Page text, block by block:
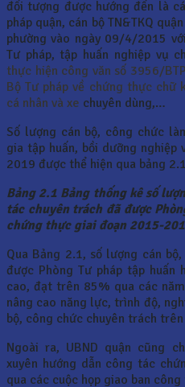
đối tượng được hướng đến là
pháp quận, cán bộ TN&TKQ
phường vào ngày 09/4/2015
Tư pháp, tập huấn nghiệp vụ
thực hiện công văn số 3956/
Bộ Tư pháp về chứng thực chữ
cá nhân và xe chuyên dùng,…
Số lượng cán bộ, công chức
gia tập huấn, bồi dưỡng
2019 được thể hiện qua bảng
Bảng 2.1 Bảng thống kê số
tác chuyên trách đã được
chứng thực giai đoạn 2015-
Qua Bảng 2.1, số lượng cán
được Phòng Tư pháp tập
cao, đạt trên 85% qua các
nâng cao năng lực, trình độ,
bộ, công chức chuyên trách
Ngoài ra, UBND quận cũng
xuyên hướng dẫn công tác
qua các cuộc họp giao ban